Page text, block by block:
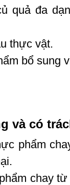
quả đa
thực vật.
bổ sung
và có
phẩm
chay